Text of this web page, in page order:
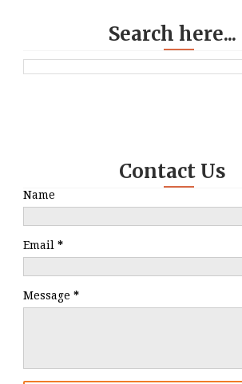
Search here...
Contact Us
Name
Email *
Message *